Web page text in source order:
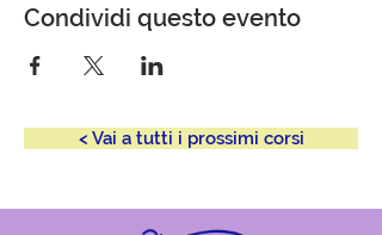
Condividi questo evento
< Vai a tutti i prossimi corsi